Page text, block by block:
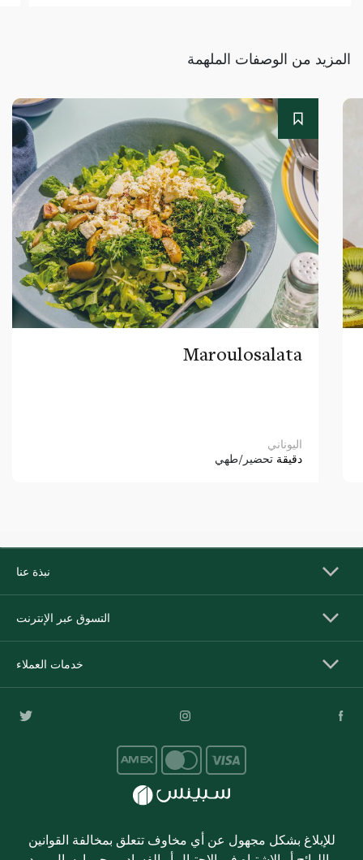
المزيد من الوصفات الملهمة
Maroulosalata
اليوناني
دقيقة تحضير/طهي
نبذة عنا
التسوق عبر الإنترنت
خدمات العملاء
للإبلاغ بشكل مجهول عن أي مخاوف تتعلق بمخالفة القوانين